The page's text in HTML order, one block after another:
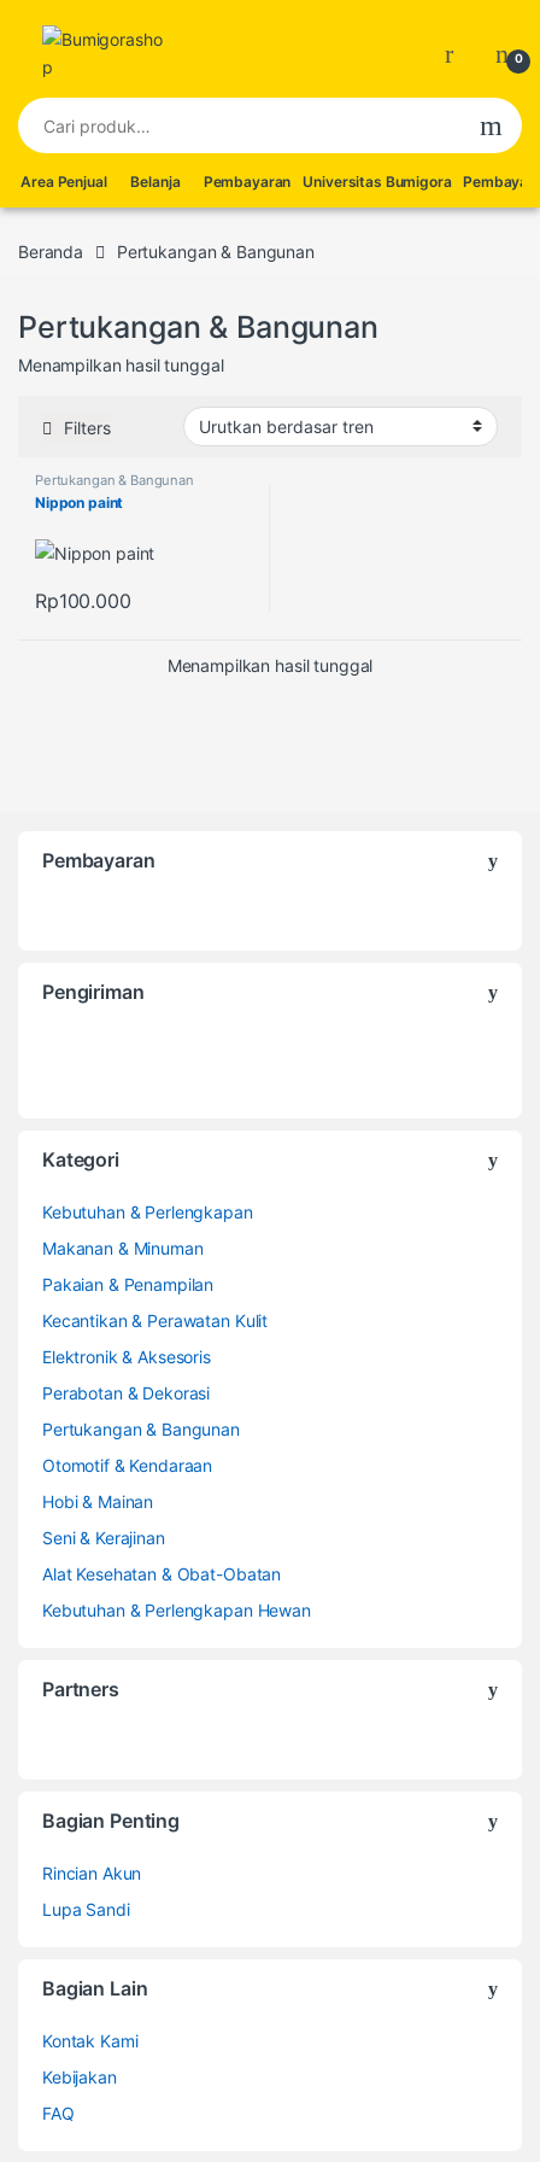
0
Pencarian untuk:
Area Penjual Belanja Pembayaran Universitas Bumigora
Beranda Pertukangan & Bangunan
Pertukangan & Bangunan
Menampilkan hasil tunggal
Filters
Pertukangan & Bangunan
Nippon paint
Rp100.000
Menampilkan hasil tunggal
Pembayaran
Pengiriman
Kategori
Kebutuhan & Perlengkapan
Makanan & Minuman
Pakaian & Penampilan
Kecantikan & Perawatan Kulit
Elektronik & Aksesoris
Perabotan & Dekorasi
Pertukangan & Bangunan
Otomotif & Kendaraan
Hobi & Mainan
Seni & Kerajinan
Alat Kesehatan & Obat-Obatan
Kebutuhan & Perlengkapan Hewan
Partners
Bagian Penting
Rincian Akun
Lupa Sandi
Bagian Lain
Kontak Kami
Kebijakan
FAQ